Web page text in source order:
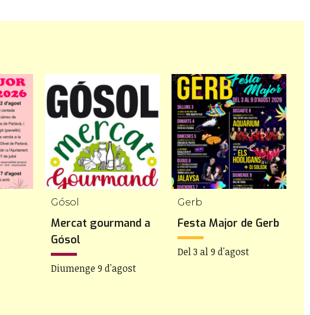
Gósol
Mercat gourmand a
Gósol
Diumenge 9 d'agost
Gerb
Festa Major de Gerb
Del 3 al 9 d'agost